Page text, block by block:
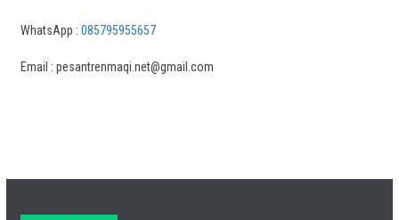
WhatsApp : 085795955657
Email : pesantrenmaqi.net@gmail.com